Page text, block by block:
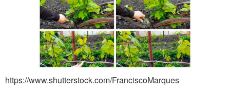
https://www.shutterstock.com/FranciscoMarques